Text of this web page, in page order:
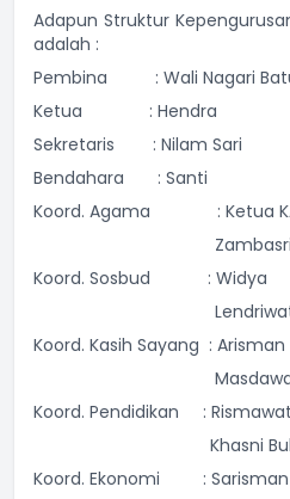
Adapun Struktur
adalah :
Pembina : Wali Nagari
Ketua : Hendra
Sekretaris : Nilam Sari
Bendahara : Santi
Koord. Agama : Ketua
Zambasri
Koord. Sosbud : Widya
Koord. Kasih Sayang : Arisman
Koord. Pendidikan :
Khasni
Koord. Ekonomi : Sarisman